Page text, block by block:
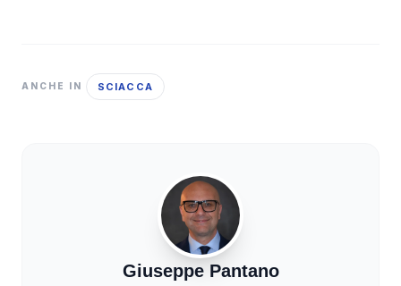
ANCHE IN SCIACCA
Giuseppe Pantano